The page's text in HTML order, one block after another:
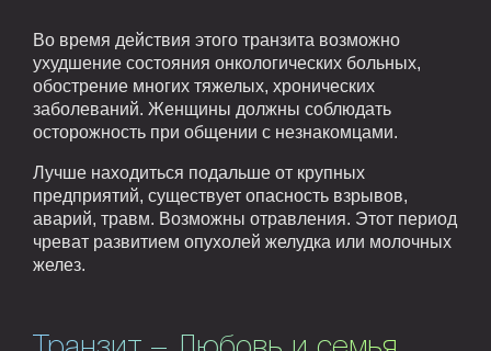
Во время действия этого транзита возможно
ухудшение состояния онкологических больных,
обострение многих тяжелых, хронических
заболеваний. Женщины должны соблюдать
осторожность при общении с незнакомцами.
Лучше находиться подальше от крупных
предприятий, существует опасность взрывов,
аварий, травм. Возможны отравления. Этот период
чреват развитием опухолей желудка или молочных
желез.